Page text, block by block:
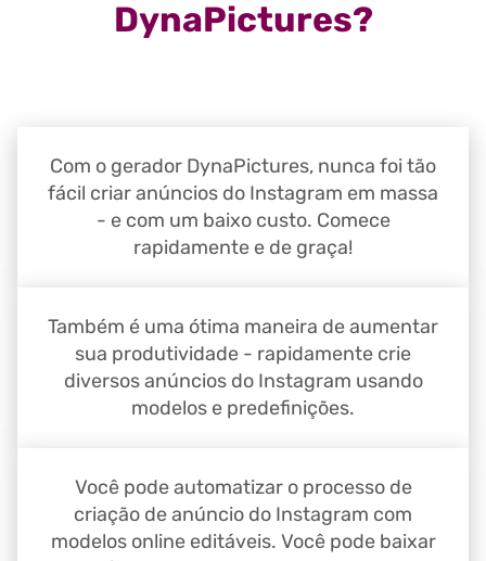
DynaPictures?
Com o gerador DynaPictures, nunca foi tão
fácil criar anúncios do Instagram em massa
- e com um baixo custo. Comece
rapidamente e de graça!
Também é uma ótima maneira de aumentar
sua produtividade - rapidamente crie
diversos anúncios do Instagram usando
modelos e predefinições.
Você pode automatizar o processo de
criação de anúncio do Instagram com
modelos online editáveis. Você pode baixar